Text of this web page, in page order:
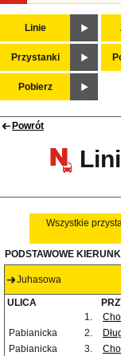
Linie
Przystanki
Pobierz
Powrót
Wszystkie
PODSTAWOWE KIERUNKI
Juhasowa
ULICA
1.
Pabianicka
2.
Pabianicka
3.